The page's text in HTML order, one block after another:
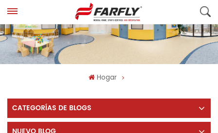
Hogar
CATEGORÍAS DE BLOGS